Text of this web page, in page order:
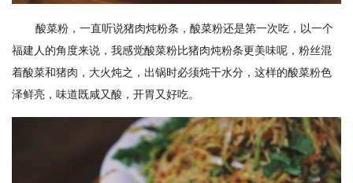
酸菜粉，一直听说猪肉炖粉条，酸菜粉还是第一次吃，以一个
福建人的角度来说，我感觉酸菜粉比猪肉炖粉条更美味呢，粉丝混
着酸菜和猪肉，大火炖之，出锅时必须炖干水分，这样的酸菜粉色
泽鲜亮，味道既咸又酸，开胃又好吃。